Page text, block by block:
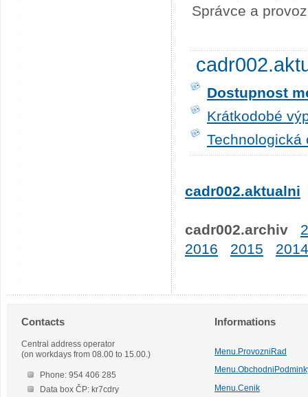
Správce a
Dostupnost
Krátkodobé
Technologická
cadr002.aktualni
cadr002.archiv
2016
2015 2014
Contacts
Central address operator
(on workdays from 08.00 to 15.00.)
Phone: 954 406 285
Data box ČP: kr7cdry
Informations
Menu.ProvozniRad
Menu.Cenik